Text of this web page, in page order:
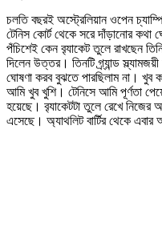
চলতি বছরই অস্ট্রেলিয়ান ওপেন
টেনিস কোর্ট থেকে সরে দাঁড়ানোর
পঁচিশেই কেন ব়্যাকেট তুলে রাখছেন
দিলেন উত্তর। তিনটি গ্র্যান্ড
ঘোষণা করব বুঝতে পারছিলাম না। খুব
আমি খুব খুশি। টেনিসে আমি পূর্ণতা
হয়েছে। ব়্যাকেটটা তুলে রেখে
এসেছে। অ্যাথলিট বার্টির থেকে এবার